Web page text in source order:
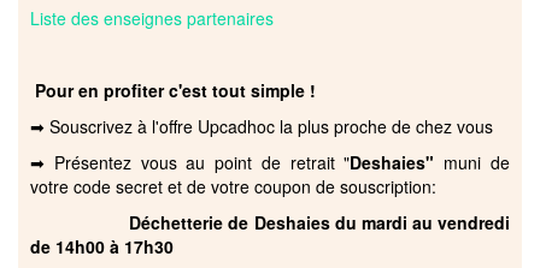
Liste des enseignes partenaires
Pour en profiter c'est tout simple !
➡ Souscrivez à l'offre Upcadhoc la plus proche de chez vous
➡ Présentez vous au point de retrait "Deshaies" muni de
votre code secret et de votre coupon de souscription:
Déchetterie de Deshaies du mardi au vendredi
de 14h00 à 17h30